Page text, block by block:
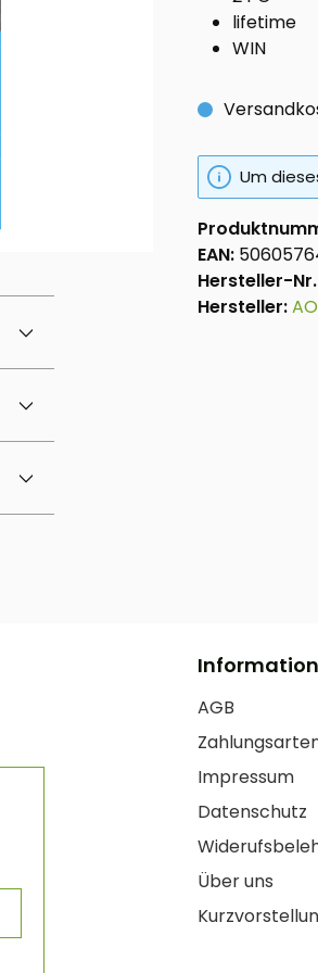
lifetime
WIN
Um
EAN:
Hersteller-
Hersteller:
AGB
Impressum
Datenschutz
Über uns